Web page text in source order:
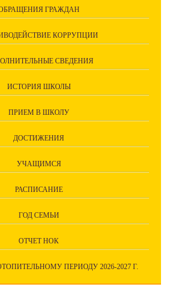
ГРАЖДАН
КОРРУПЦИИ
СВЕДЕНИЯ
ИСТОРИЯ ШКОЛЫ
ПРИЕМ В ШКОЛУ
ДОСТИЖЕНИЯ
УЧАЩИМСЯ
РАСПИСАНИЕ
ГОД СЕМЬИ
ОТЧЕТ НОК
ПЕРИОДУ 2026-2027 Г.